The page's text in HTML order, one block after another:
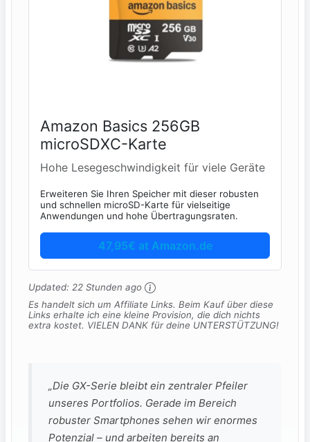
Amazon Basics 256GB
microSDXC-Karte
Hohe Lesegeschwindigkeit für viele Geräte
Erweiteren Sie Ihren Speicher mit dieser robusten
und schnellen microSD-Karte für vielseitige
Anwendungen und hohe Übertragungsraten.
47,95€ at Amazon.de
Updated: 22 Stunden ago
Es handelt sich um Affiliate Links. Beim Kauf über diese
Links erhalte ich eine kleine Provision, die dich nichts
extra kostet. VIELEN DANK für deine UNTERSTÜTZUNG!
„Die GX-Serie bleibt ein zentraler Pfeiler
unseres Portfolios. Gerade im Bereich
robuster Smartphones sehen wir enormes
Potenzial – und arbeiten bereits an